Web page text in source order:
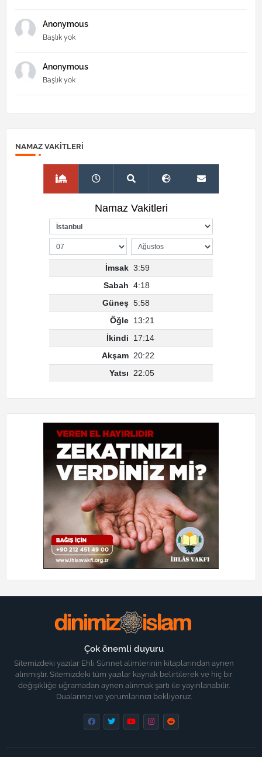
Anonymous
Başlık yok
Anonymous
Başlık yok
NAMAZ VAKITLERI
Çok önemli duyuru
Sitemizdeki yazılar Ehli Sünnet alimlerinin kitaplarından aynen
alınmıştır. Sitemizdeki tüm yazılar kaynak belirtilerek ve hiç bir
değişikliğe uğramadan aynen alınmak şartı ile yayınlanabilir.
Dualarınızı ve yorumlarınızı bekliyoruz.